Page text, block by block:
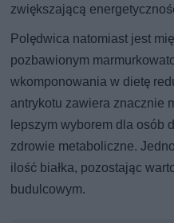
zwiększającą
Polędwica natomiast jest
pozbawionym
wkomponowania w dietę
antrykotu zawiera znacznie
lepszym wyborem dla osób
zdrowie metaboliczne.
ilość białka, pozostając
budulcowym.